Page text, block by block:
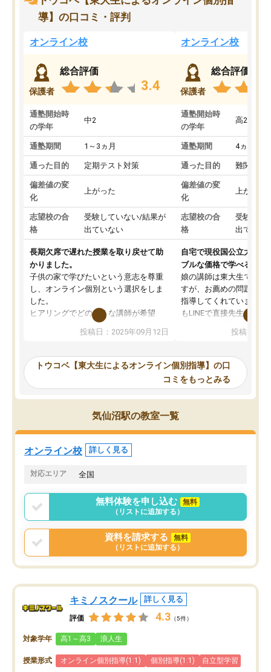
導】の口コミ・評判
オンライン校
保護者
総合評価
3.4
通塾開始時
の学年
中2
通塾期間 1～3ヵ月
通った目的 定期テスト対策
偏差値の変
化
上がった
志望校の合
格
受験していない/結果が
出ていない
長期欠席で遅れた授業を取り戻せて助
かりました。
子供の家で学びたいという意志を尊重
し、オンライン個別という選択をしま
した。
ヒアリングでどのような講師が希望
か、オプションは付帯するかなど選ぶ
事が出来ました。
ーティングを行い、その講師で良いか
見てから講師を決定する事ができま
す。
うちの子は、初回面談の講師の方で決
オンラインツールを使用した単語帳の
共有があり宿題もそちらで出される形
でした。
言う事で講師変更の申し出があり、あ
まりに短期での変更だった為、塾に通
う事にして退会しました。遅れも取り
戻せ、授業内容や講師の方は良かった
と思います。
投稿日：2025年09月12日
オンライン校
保護者
総合評価
通塾開始時
の学年
高2
通塾期間 4ヵ月～1
通った目的 難関私立
偏差値の変
化
上がった
志望校の合
格
受験して
出ていな
自宅で現役国公立大学生
ブルな価格で学べる
娘の講師は東大生では無
すが、お薦めの問題集や
指導してくれています。
もLINEで直接先生に質問
めれるので、個人に合
いなのがあり(有料)、受
ことをどんなスケジュー
くか相談したのですが、
ち期待したものではなく
くなってきたようなので
投稿日：
トウコベ【東大生によるオンライン個別指導】の口
コミをもっとみる
気仙沼駅の教室一覧
オンライン校 詳しく見る
対応エリア 全国
無料体験を申し込む
無料
（リストに追加する）
資料を請求する
無料
（リストに追加する）
キミノスクール 詳しく見る
評価 4.3 （5件）
対象学年 高1～高3 浪人生
授業形式 オンライン個別指導(1:1) 個別指導(1:1) 自立型学習